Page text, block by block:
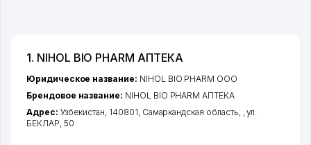
1. NIHOL BIO PHARM АПТЕКА
Юридическое название: NIHOL BIO PHARM ООО
Брендовое название: NIHOL BIO PHARM АПТЕКА
Адрес: Узбекистан, 140801, Самаркандская область, ,ул.
БЕКЛАР, 50